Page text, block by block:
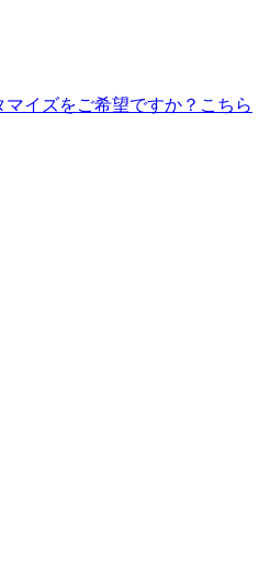
イズをご希望ですか？こちら